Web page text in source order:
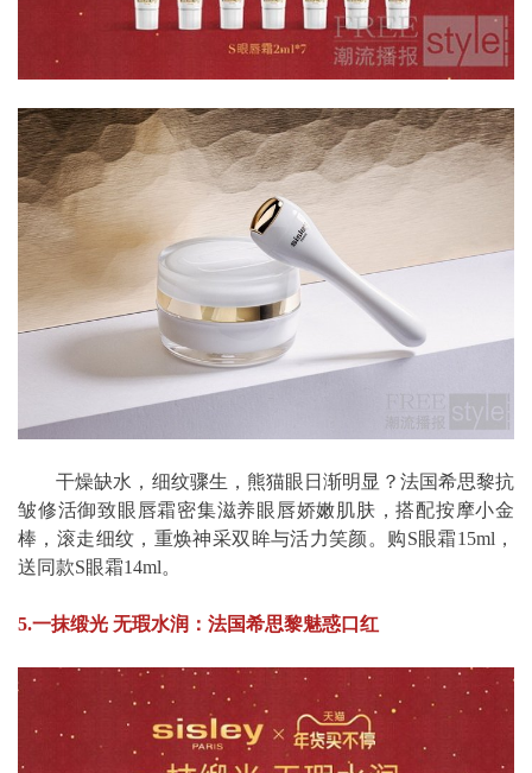
干燥缺水，细纹骤生，熊猫眼日渐明显？法国希思黎抗
皱修活御致眼唇霜密集滋养眼唇娇嫩肌肤，搭配按摩小金
棒，滚走细纹，重焕神采双眸与活力笑颜。购S眼霜15ml，
送同款S眼霜14ml。
5.一抹缎光 无瑕水润：法国希思黎魅惑口红